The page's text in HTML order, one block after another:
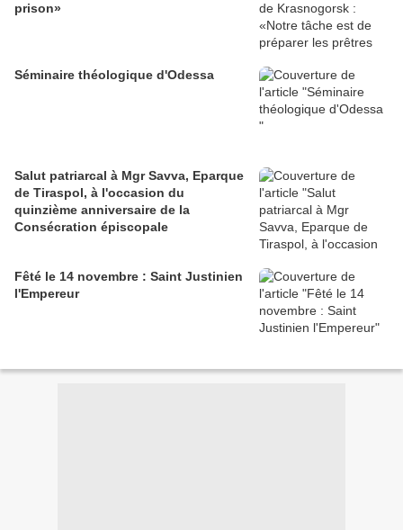
prison»
Séminaire théologique d'Odessa
Salut patriarcal à Mgr Savva, Eparque
de Tiraspol, à l'occasion du
quinzième anniversaire de la
Consécration épiscopale
Fêté le 14 novembre : Saint Justinien
l'Empereur